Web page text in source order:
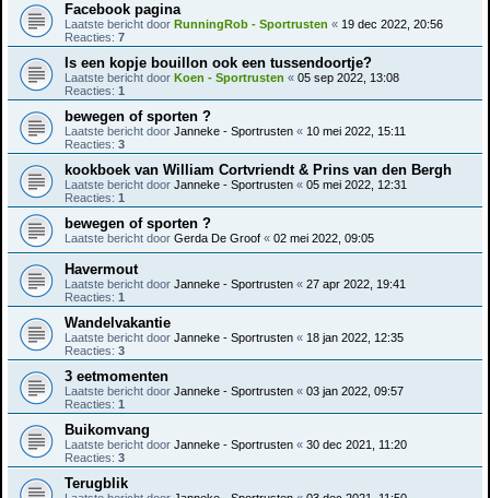
Facebook pagina
Laatste bericht door RunningRob - Sportrusten « 19 dec 2022, 20:56
Reacties: 7
Is een kopje bouillon ook een tussendoortje?
Laatste bericht door Koen - Sportrusten « 05 sep 2022, 13:08
Reacties: 1
bewegen of sporten ?
Laatste bericht door Janneke - Sportrusten « 10 mei 2022, 15:11
Reacties: 3
kookboek van William Cortvriendt & Prins van den Bergh
Laatste bericht door Janneke - Sportrusten « 05 mei 2022, 12:31
Reacties: 1
bewegen of sporten ?
Laatste bericht door Gerda De Groof « 02 mei 2022, 09:05
Havermout
Laatste bericht door Janneke - Sportrusten « 27 apr 2022, 19:41
Reacties: 1
Wandelvakantie
Laatste bericht door Janneke - Sportrusten « 18 jan 2022, 12:35
Reacties: 3
3 eetmomenten
Laatste bericht door Janneke - Sportrusten « 03 jan 2022, 09:57
Reacties: 1
Buikomvang
Laatste bericht door Janneke - Sportrusten « 30 dec 2021, 11:20
Reacties: 3
Terugblik